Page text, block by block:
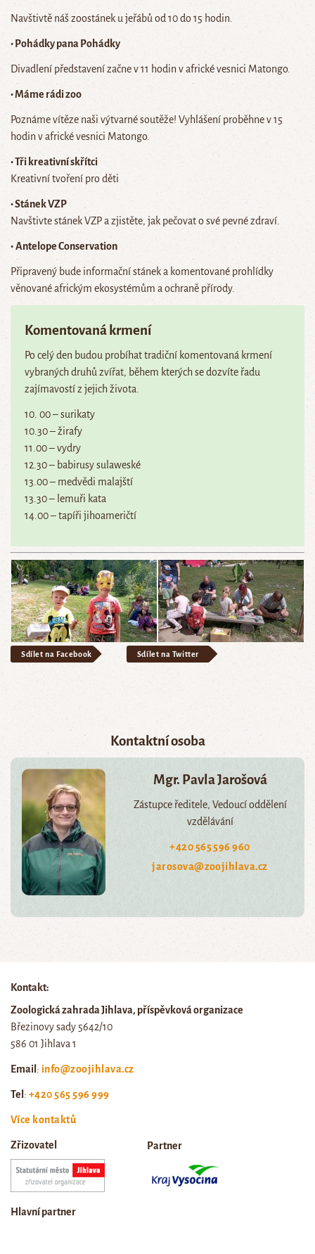
Navštivtě náš zoostánek u jeřábů od 10 do 15 hodin.
• Pohádky pana Pohádky
Divadlení představení začne v 11 hodin v africké vesnici Matongo.
• Máme rádi zoo
Poznáme vítěze naši výtvarné soutěže! Vyhlášení proběhne v 15
hodin v africké vesnici Matongo.
•Tři kreativní skřítci
Kreativní tvoření pro děti
•Stánek VZP
Navštivte stánek VZP a zjistěte, jak pečovat o své pevné zdraví.
•Antelope Conservation
Připravený bude informační stánek a komentované prohlídky
věnované africkým ekosystémům a ochraně přírody.
Komentovaná krmení
Po celý den budou probíhat tradiční komentovaná krmení
vybraných druhů zvířat, během kterých se dozvíte řadu
zajímavostí z jejich života.
10. 00 – surikaty
10.30 – žirafy
11.00 – vydry
12.30 – babirusy sulaweské
13.00 – medvědi malajští
13.30 – lemuři kata
14.00 – tapíři jihoameričtí
Sdílet na Facebook Sdílet na Twitter
Kontaktní osoba
Mgr. Pavla Jarošová
Zástupce ředitele, Vedoucí oddělení
vzdělávání
+420 565 596 960
jarosova@zoojihlava.cz
Kontakt:
Zoologická zahrada Jihlava, příspěvková organizace
Březinovy sady 5642/10
586 01 Jihlava 1
Email : info@zoojihlava.cz
Tel : +420 565 596 999
Více kontaktů
Zřizovatel Partner
Hlavní partner